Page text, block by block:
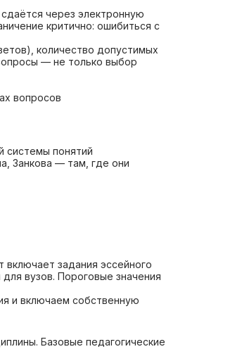
через электронную
критично: ошибиться с
количество допустимых
— не только выбор
вопросов
системы понятий
Занкова — там, где они
задания эссейного
вузов. Пороговые значения
и включаем собственную
Базовые педагогические